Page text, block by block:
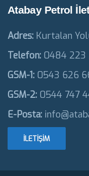
Atabay Petrol
Adres: Kurtalan
Telefon: 0484 223
GSM-1: 0543 626
GSM-2: 0544 747
E-Posta:
İLETIŞIM